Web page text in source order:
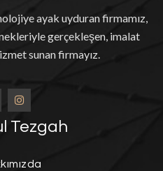
ayak uyduran firmamız,
gerçekleşen, imalat
sunan firmayız.
Tezgah